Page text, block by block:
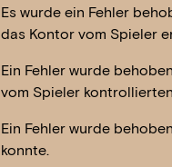
Es wurde ein Fehler
das Kontor vom Spieler
Ein Fehler wurde
vom Spieler
Ein Fehler wurde
konnte.